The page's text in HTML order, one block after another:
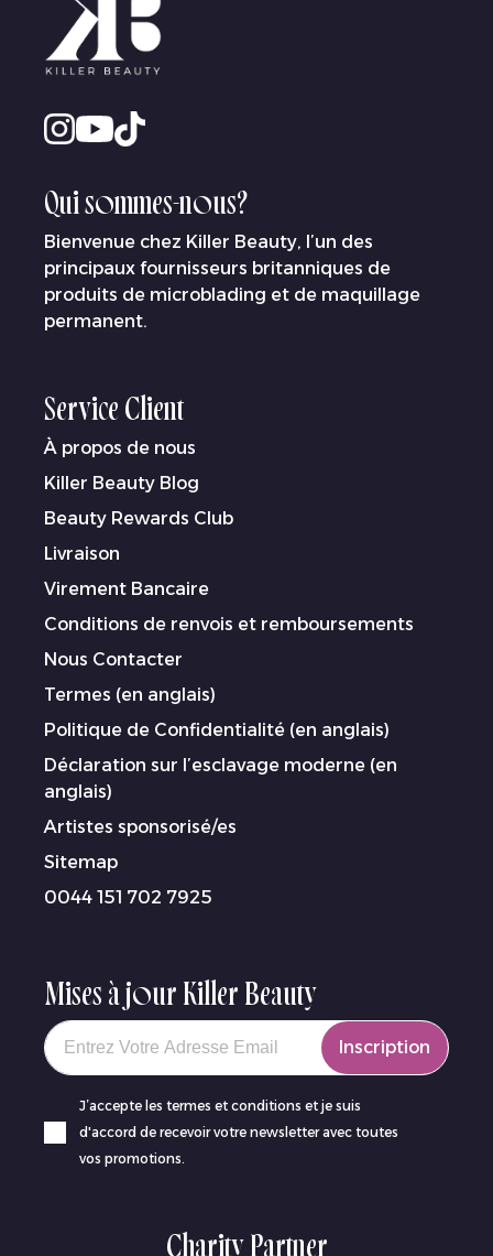
Qui sommes-nous?
Bienvenue chez Killer Beauty, l’un des
principaux fournisseurs britanniques de
produits de microblading et de maquillage
permanent.
Service Client
À propos de nous
Killer Beauty Blog
Beauty Rewards Club
Livraison
Virement Bancaire
Conditions de renvois et remboursements
Nous Contacter
Termes (en anglais)
Politique de Confidentialité (en anglais)
Déclaration sur l’esclavage moderne (en
anglais)
Artistes sponsorisé/es
Sitemap
0044 151 702 7925
Mises à jour Killer Beauty
Your email
Inscription
J’accepte les termes et conditions et je suis
d'accord de recevoir votre newsletter avec toutes
vos promotions.
Charity Partner